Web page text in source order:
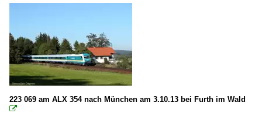
223 069 am ALX 354 nach München am 3.10.13 bei Furth im Wald
